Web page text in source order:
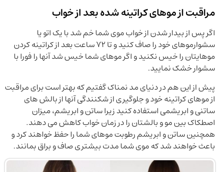
مراقبت از موهای کراتینه شده بعد از خواب
اگر پس از بیدار شدن از خواب موی شما خم شد با یک اتو یا
سشوارموهای خود را صاف کنید و تا 72 ساعت بعد از کراتینه کردن
موهایتان را خیس نکنید و اگر موهای شما خیس شد آنها را فورا با
سشوار خشک نمایید.
پیش از این هم در دنیای مد نمناک گفتیم که بهتر است برای مراقبت
از موهای کراتینه خود و جلوگیری از شکنندگی آنها از بالش های
ساتنی و ابریشمی استفاده کنید زیرا ساتن و ابریشم، میزان
اصطکاک بین مو و بالشتان را در زمان خواب کاهش می دهند.
همچنین ساتن و ابریشم رطوبت موهای شما را حفظ خواهند کرد و
باعث خواهند شد که موی شما مدت بیشتری صاف و براق بمانند.